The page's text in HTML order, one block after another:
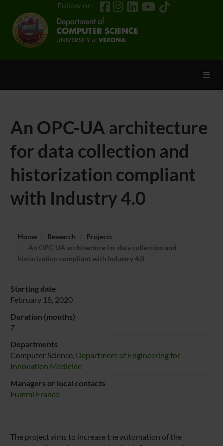
Follow on
An OPC-UA architecture
for data collection and
historization compliant
with Industry 4.0
Home Research
Projects
An OPC-UA architecture for data collection and
historization compliant with Industry 4.0
Starting date
February 18, 2020
Duration (months)
7
Departments
Computer Science, Department of Engineering for
Innovation Medicine
Managers or local contacts
Fummi Franco
The project aims to increase the automation of the